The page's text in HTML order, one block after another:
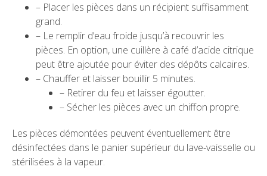
– Placer les pièces dans un récipient suffisamment
grand.
– Le remplir d’eau froide jusqu’à recouvrir les
pièces. En option, une cuillère à café d’acide citrique
peut être ajoutée pour éviter des dépôts calcaires.
– Chauffer et laisser bouillir 5 minutes.
– Retirer du feu et laisser égoutter.
– Sécher les pièces avec un chiffon propre.
Les pièces démontées peuvent éventuellement être
désinfectées dans le panier supérieur du lave-vaisselle ou
stérilisées à la vapeur.